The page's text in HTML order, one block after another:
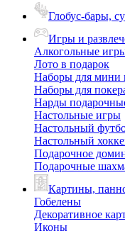
Глобус-бары,
Игры и
Алкогольные
Лото в подарок
Наборы для мини
Наборы для
Нарды
Настольные игры
Настольный
Настольный
Подарочное
Подарочные
Картины,
Гобелены
Декоративное
Иконы